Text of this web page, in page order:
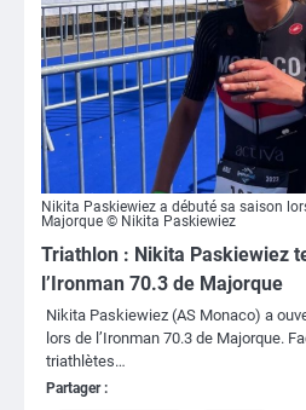
Nikita Paskiewiez a débuté sa saison
Majorque © Nikita Paskiewiez
Triathlon : Nikita Paskiewiez
l’Ironman 70.3 de Majorque
Nikita Paskiewiez (AS Monaco) a
lors de l’Ironman 70.3 de Majorque.
triathlètes…
Partager :